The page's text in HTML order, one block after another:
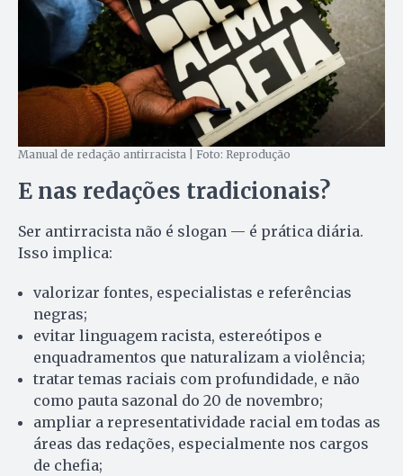
Manual de redação antirracista | Foto: Reprodução
E nas redações tradicionais?
Ser antirracista não é slogan — é prática diária.
Isso implica:
valorizar fontes, especialistas e referências
negras;
evitar linguagem racista, estereótipos e
enquadramentos que naturalizam a violência;
tratar temas raciais com profundidade, e não
como pauta sazonal do 20 de novembro;
ampliar a representatividade racial em todas as
áreas das redações, especialmente nos cargos
de chefia;